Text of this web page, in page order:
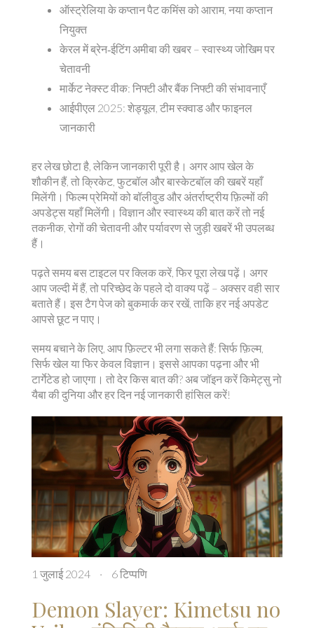
ऑस्ट्रेलिया के कप्तान पैट कमिंस को आराम, नया कप्तान
नियुक्त
केरल में ब्रेन‑ईटिंग अमीबा की खबर – स्वास्थ्य जोखिम पर
चेतावनी
मार्केट नेक्स्ट वीक: निफ्टी और बैंक निफ्टी की संभावनाएँ
आईपीएल 2025: शेड्यूल, टीम स्क्वाड और फाइनल
जानकारी
हर लेख छोटा है, लेकिन जानकारी पूरी है। अगर आप खेल के
शौकीन हैं, तो क्रिकेट, फुटबॉल और बास्केटबॉल की खबरें यहाँ
मिलेंगी। फिल्म प्रेमियों को बॉलीवुड और अंतर्राष्ट्रीय फ़िल्मों की
अपडेट्स यहाँ मिलेंगी। विज्ञान और स्वास्थ्य की बात करें तो नई
तकनीक, रोगों की चेतावनी और पर्यावरण से जुड़ी खबरें भी उपलब्ध
हैं।
पढ़ते समय बस टाइटल पर क्लिक करें, फिर पूरा लेख पढ़ें। अगर
आप जल्दी में हैं, तो परिच्छेद के पहले दो वाक्य पढ़ें – अक्सर वही सार
बताते हैं। इस टैग पेज को बुकमार्क कर रखें, ताकि हर नई अपडेट
आपसे छूट न पाए।
समय बचाने के लिए, आप फ़िल्टर भी लगा सकते हैं: सिर्फ फ़िल्म,
सिर्फ खेल या फिर केवल विज्ञान। इससे आपका पढ़ना और भी
टार्गेटेड हो जाएगा। तो देर किस बात की? अब जॉइन करें किमेट्सु नो
यैबा की दुनिया और हर दिन नई जानकारी हांसिल करें!
1 जुलाई 2024 · 6 टिप्पणि
Demon Slayer: Kimetsu no